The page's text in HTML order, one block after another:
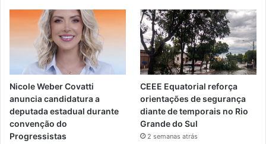
Nicole Weber Covatti
anuncia candidatura a
deputada estadual durante
convenção do
Progressistas
CEEE Equatorial reforça
orientações de segurança
diante de temporais no Rio
Grande do Sul
2 semanas atrás